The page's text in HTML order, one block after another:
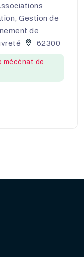
Gestion de
de
62300
mécénat de